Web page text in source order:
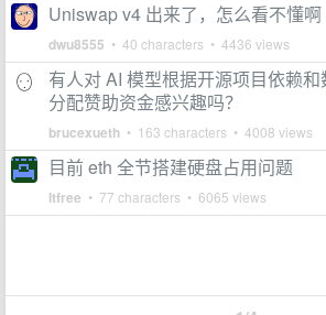
Uniswap v4 出来了，怎么看不懂啊
dwu8555 • 40 characters • 4436 views
有人对 AI 模型根据开源项目依赖
分配赞助资金感兴趣吗？
brucexueth • 163 characters • 4008 views
目前 eth 全节搭建硬盘占用问题
ltfree • 77 characters • 6065 views